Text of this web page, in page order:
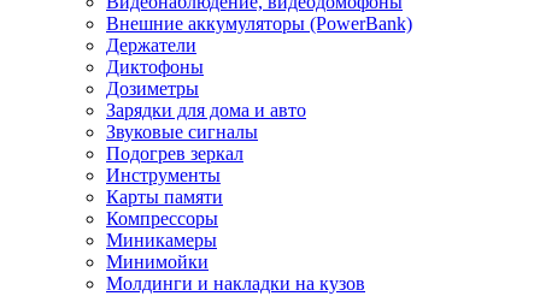
Внешние аккумуляторы (PowerBank)
Держатели
Диктофоны
Дозиметры
Зарядки для дома и авто
Звуковые сигналы
Подогрев зеркал
Инструменты
Карты памяти
Компрессоры
Миникамеры
Минимойки
Молдинги и накладки на кузов